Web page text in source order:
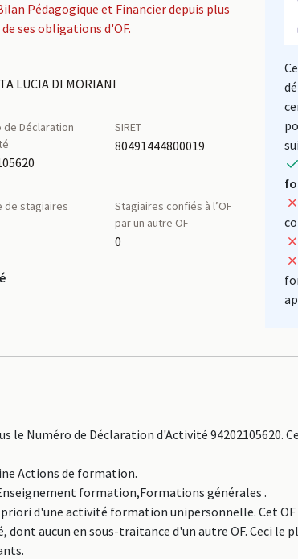
Pédagogique et Financier depuis plus
ses obligations d'OF.
LUCIA DI MORIANI
de Déclaration
SIRET
80491444800019
de stagiaires
Stagiaires confiés à l’OF
par un autre OF
0
le Numéro de Déclaration d'Activité 94202105620.
Actions de formation.
formation,Formations générales .
d'une activité formation unipersonnelle. Cet
aucun en sous-traitance d'un autre OF. Ceci le